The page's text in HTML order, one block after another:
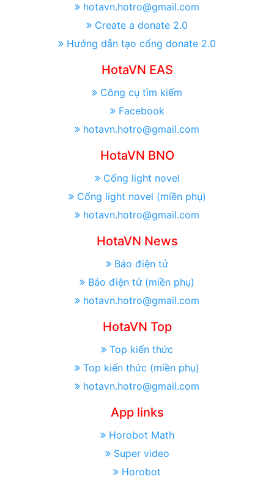
hotavn.hotro@gmail.com
Create a donate 2.0
Hướng dẫn tạo cổng donate 2.0
HotaVN EAS
Công cụ tìm kiếm
Facebook
hotavn.hotro@gmail.com
HotaVN BNO
Cổng light novel
Cổng light novel (miền phụ)
hotavn.hotro@gmail.com
HotaVN News
Báo điện tử
Báo điện tử (miền phụ)
hotavn.hotro@gmail.com
HotaVN Top
Top kiến thức
Top kiến thức (miền phụ)
hotavn.hotro@gmail.com
App links
Horobot Math
Super video
Horobot